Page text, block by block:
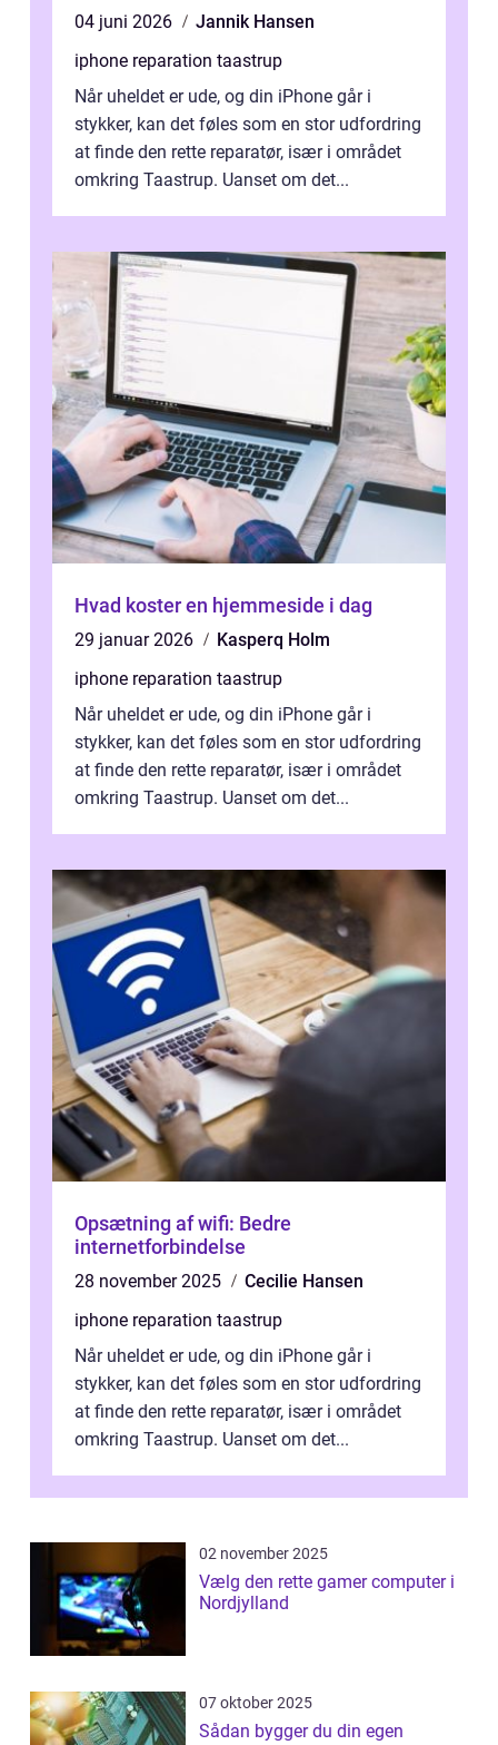
04 juni 2026
Jannik Hansen
iphone reparation taastrup
Når uheldet er ude, og din iPhone går i
stykker, kan det føles som en stor udfordring
at finde den rette reparatør, især i området
omkring Taastrup. Uanset om det...
Hvad koster en hjemmeside i dag
29 januar 2026
Kasperq Holm
iphone reparation taastrup
Når uheldet er ude, og din iPhone går i
stykker, kan det føles som en stor udfordring
at finde den rette reparatør, især i området
omkring Taastrup. Uanset om det...
Opsætning af wifi: Bedre
internetforbindelse
28 november 2025
Cecilie Hansen
iphone reparation taastrup
Når uheldet er ude, og din iPhone går i
stykker, kan det føles som en stor udfordring
at finde den rette reparatør, især i området
omkring Taastrup. Uanset om det...
02 november 2025
Vælg den rette gamer computer i
Nordjylland
07 oktober 2025
Sådan bygger du din egen